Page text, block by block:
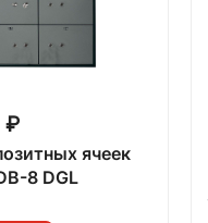
₽
ячеек
8 DGL